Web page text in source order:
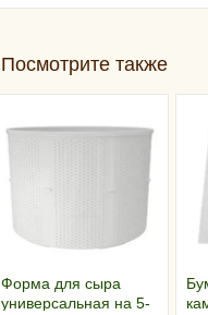
Посмотрите также
Форма для сыра
универсальная на 5-